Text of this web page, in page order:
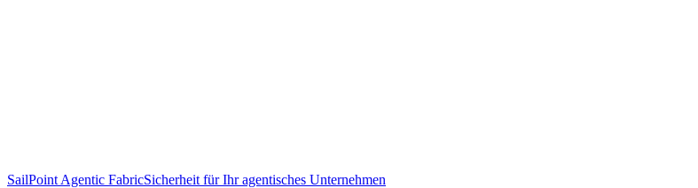
SailPoint Agentic FabricSicherheit für Ihr agentisches Unternehmen